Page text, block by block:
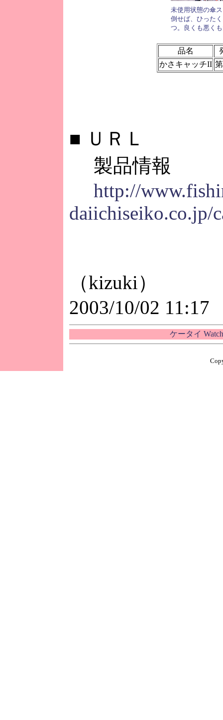
未使用状態の傘
倒せば、ひった
つ。良くも悪く
品名
かさキャッチII
■ ＵＲＬ
製品情報
http://
daiichiseiko.co.jp/
（kizuki）
2003/10/02 11:17
ケータイ